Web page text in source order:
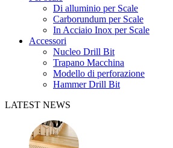
Di alluminio per Scale
Carborundum per Scale
In Acciaio Inox per Scale
Accessori
Nucleo Drill Bit
Trapano Macchina
Modello di perforazione
Hammer Drill Bit
LATEST NEWS